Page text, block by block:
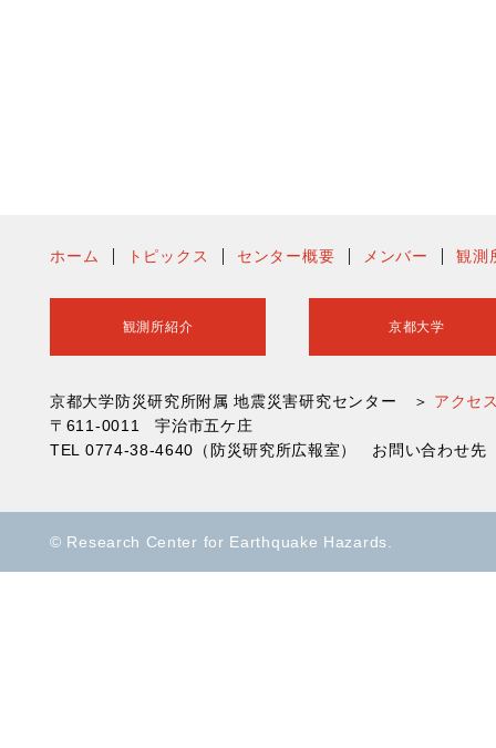
ホーム トピックス センター概要 メンバー 観測
観測所紹介 京都大学
京都大学防災研究所附属 地震災害研究センター ＞ アクセ
〒611-0011 宇治市五ケ庄
TEL 0774-38-4640（防災研究所広報室） お問い合わせ先
© Research Center for Earthquake Hazards.